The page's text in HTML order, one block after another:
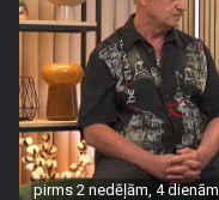
pirms 2 nedēļām, 4 dienām